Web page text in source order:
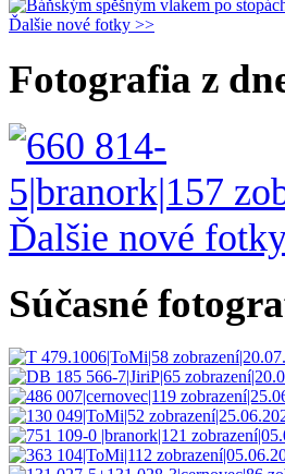
Ďalšie nové fotky >>
Fotografia z
Ďalšie nové
Súčasné